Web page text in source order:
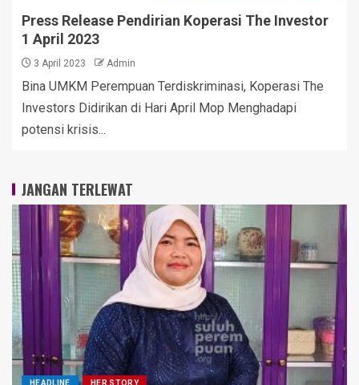
Press Release Pendirian Koperasi The Investor
1 April 2023
3 April 2023 Admin
Bina UMKM Perempuan Terdiskriminasi, Koperasi The
Investors Didirikan di Hari April Mop Menghadapi
potensi krisis...
JANGAN TERLEWAT
HEADLINE HER STORY